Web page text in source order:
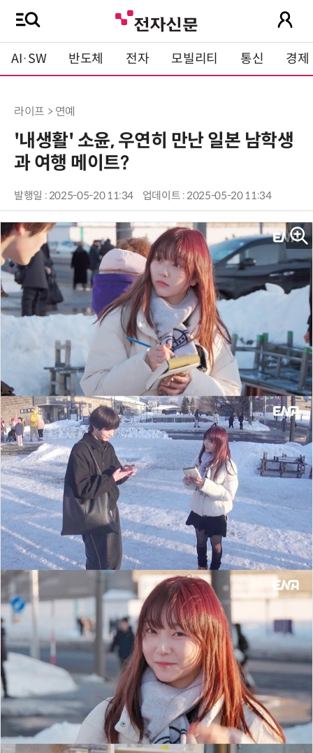
AI·SW 반도체 전자 모빌리티 통신 경제
라이프 > 연예
'내생활' 소윤, 우연히 만난 일본 남학생
과 여행 메이트?
발행일 : 2025-05-20 11:34 업데이트 : 2025-05-20 11:34